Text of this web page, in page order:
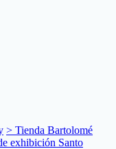
> Tienda Bartolomé
exhibición Santo